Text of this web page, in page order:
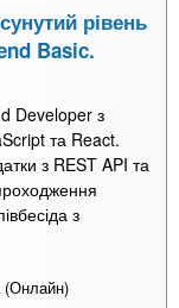
рівень
Basic.
Developer з
та React.
з REST API та
з
(Онлайн)